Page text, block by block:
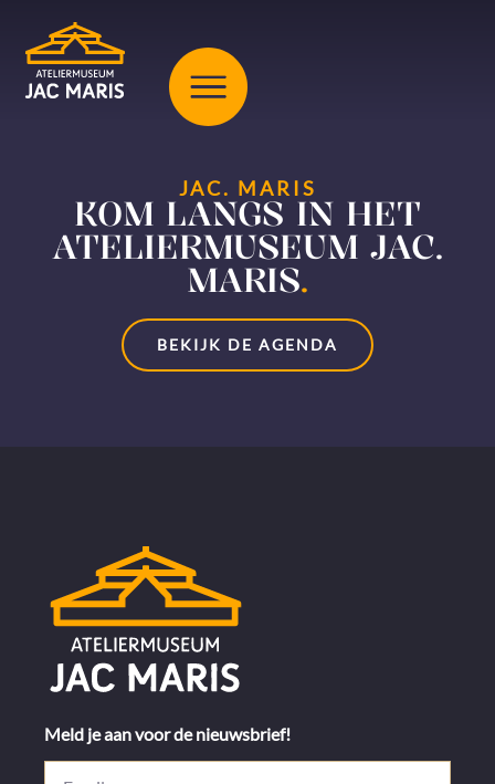
JAC. MARIS
KOM LANGS IN HET
ATELIERMUSEUM JAC.
MARIS.
BEKIJK DE AGENDA
Meld je aan voor de nieuwsbrief!